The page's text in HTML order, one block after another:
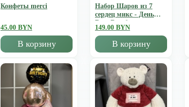
Конфеты merci
45.00 BYN
В корзину
Набор Шаров из 7
сердец микс - День
Всех Влюбленных
149.00 BYN
В корзину